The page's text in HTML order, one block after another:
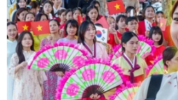
Cấp cứu thuyền viên bị
đang hoạt động trên
22/12/2018 12:56